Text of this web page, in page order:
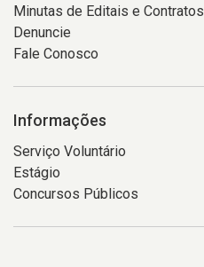
Minutas de Editais e Contratos
Denuncie
Fale Conosco
Informações
Serviço Voluntário
Estágio
Concursos Públicos